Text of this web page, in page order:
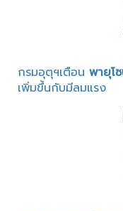
กรมอุตุฯเตือน พายุโ
เพิ่มขึ้นกับมีลมแรง